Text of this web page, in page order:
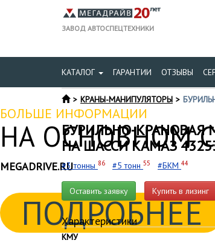
ЗАВОД АВТОСПЕЦТЕХНИКИ
КАТАЛОГ
ГАРАНТИИ ОТЗЫВЫ
БОЛЬШЕ ИНФОРМАЦИИ
НА ОСНОВНОМ
MEGADRIVE.RU
ПОДРОБНЕЕ
КРАНЫ-МАНИПУЛЯТОРЫ
БУРИЛЬНО-КРАНОВАЯ
НА ШАССИ КАМАЗ
#3 тонны 86 #5 тонн 55 #БКМ 44
Оставить заявку Купить в лизинг
Характеристики
КМУ